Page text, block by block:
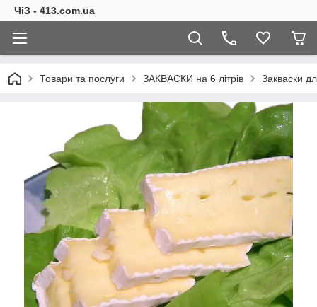
ЧіЗ - 413.com.ua
Товари та послуги ЗАКВАСКИ на 6 літрів Закваски